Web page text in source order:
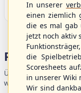
Übersicht der
weiterführende
In unserer
einen ziemlich
die es mal gab
jetzt noch aktiv
die
Scoresheets
in unserer Wiki
Wir sind